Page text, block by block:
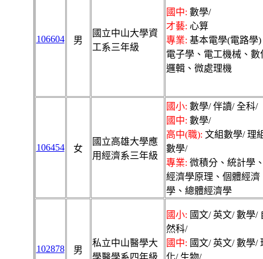
106604 男
國立中山大學資
工系三年級
國中: 數學/
才藝: 心算
專業: 基本電學(電路學)
電子學、電工機械、數
邏輯、微處理機
106454 女
國立高雄大學應
用經濟系三年級
國小: 數學/ 伴讀/ 全科/
國中: 數學/
高中(職): 文組數學/ 理
數學/
專業: 微積分、統計學
經濟學原理、個體經濟
學、總體經濟學
102878 男
私立中山醫學大
國小: 國文/ 英文/ 數學/
然科/
國中: 國文/ 英文/ 數學/